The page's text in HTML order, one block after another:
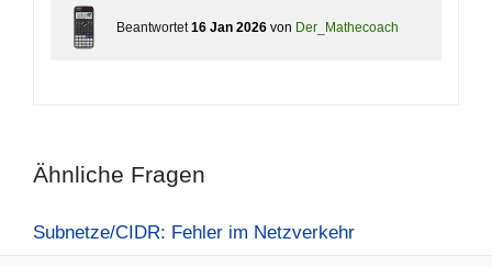
Beantwortet 16 Jan 2026 von Der_Mathecoach
Ähnliche Fragen
Subnetze/CIDR: Fehler im Netzverkehr